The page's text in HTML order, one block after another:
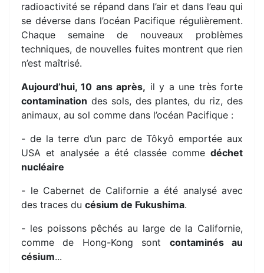
radioactivité se répand dans l’air et dans l’eau qui
se déverse dans l’océan Pacifique régulièrement.
Chaque semaine de nouveaux problèmes
techniques, de nouvelles fuites montrent que rien
n’est maîtrisé.
Aujourd’hui, 10 ans après, il y a une très forte
contamination des sols, des plantes, du riz, des
animaux, au sol comme dans l’océan Pacifique :
- de la terre d’un parc de Tôkyô emportée aux
USA et analysée a été classée comme déchet
nucléaire
- le Cabernet de Californie a été analysé avec
des traces du césium de Fukushima.
- les poissons pêchés au large de la Californie,
comme de Hong-Kong sont contaminés au
césium...